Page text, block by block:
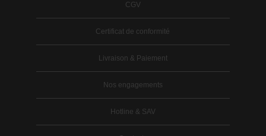
CGV
Certificat de conformité
Livraison & Paiement
Nos engagements
Hotline & SAV